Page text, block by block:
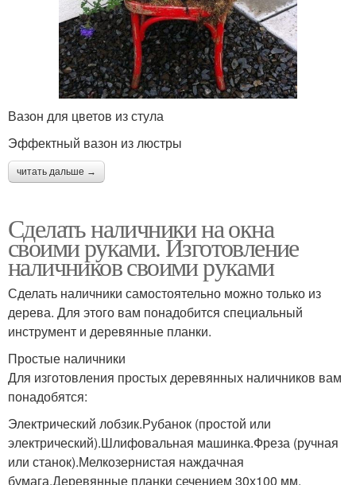
Вазон для цветов из стула
Эффектный вазон из люстры
читать дальше →
Сделать наличники на окна
своими руками. Изготовление
наличников своими руками
Сделать наличники самостоятельно можно только из
дерева. Для этого вам понадобится специальный
инструмент и деревянные планки.
Простые наличники
Для изготовления простых деревянных наличников вам
понадобятся:
Электрический лобзик.Рубанок (простой или
электрический).Шлифовальная машинка.Фреза (ручная
или станок).Мелкозернистая наждачная
бумага.Деревянные планки сечением 30х100 мм.